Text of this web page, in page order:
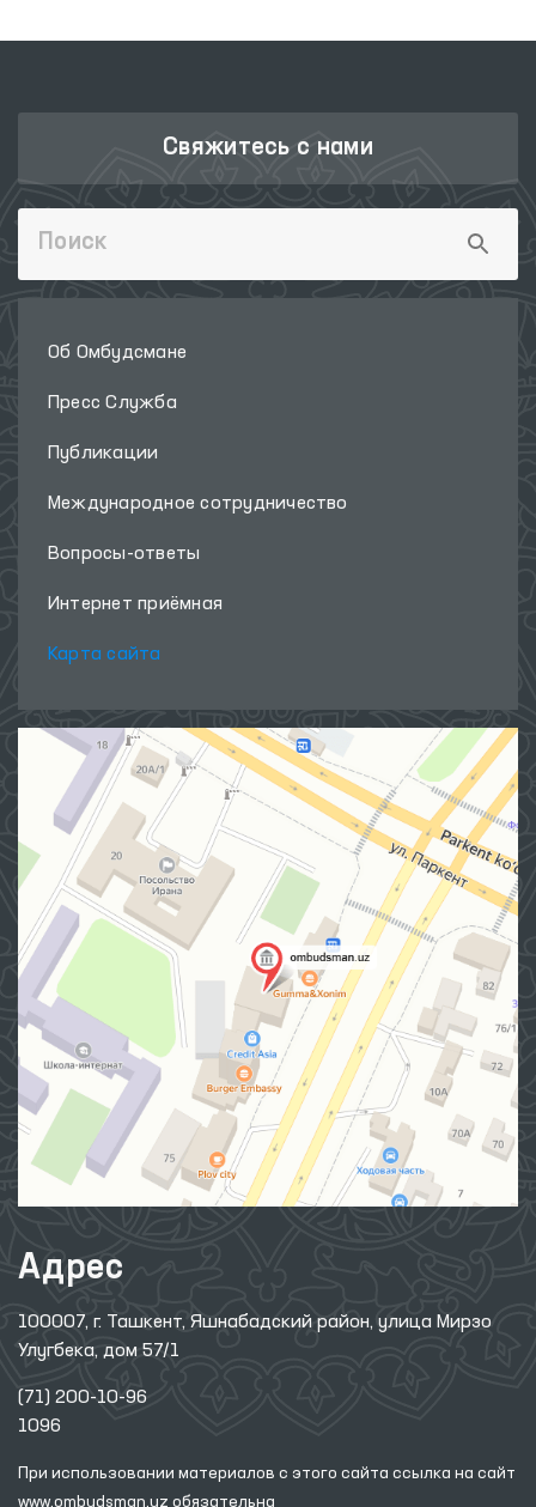
Свяжитесь с нами
Об Омбудсмане
Пресс Служба
Публикации
Международное сотрудничество
Вопросы-ответы
Интернет приёмная
Карта сайта
Адрес
100007, г. Ташкент, Яшнабадский район, улица Мирзо
Улугбека, дом 57/1
(71) 200-10-96
1096
При использовании материалов с этого сайта ссылка на сайт
www.ombudsman.uz обязательна